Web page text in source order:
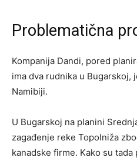
Problematična
Kompanija Dandi, pored
ima dva rudnika u Bugarskoj,
Namibiji.
U Bugarskoj na planini
zagađenje reke Topolniža
kanadske firme. Kako su